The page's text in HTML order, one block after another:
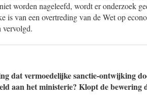
worden nageleefd, wordt er onderzoek
is van een overtreding van de Wet op
dat vermoedelijke sanctie-ontwijking
aan het ministerie? Klopt de bewering